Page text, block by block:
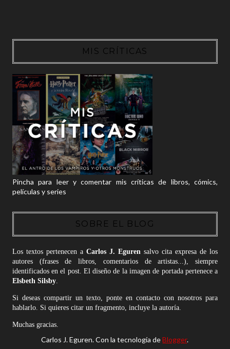
MIS CRÍTICAS
Pincha para leer y comentar mis críticas de libros, cómics,
películas y series
SOBRE EL BLOG
Los textos pertenecen a Carlos J. Egurensalvo cita expresa de los
autores (frases de libros, comentarios de artistas...), siempre
identificados en el post. El diseño de la imagen de portada pertenece a
Elsbeth Silsby.
Si deseas compartir un texto, ponte en contacto con nosotros para
hablarlo. Si quieres citar un fragmento, incluye la autoría.
Muchas gracias.
Carlos J. Eguren. Con la tecnología deBlogger.